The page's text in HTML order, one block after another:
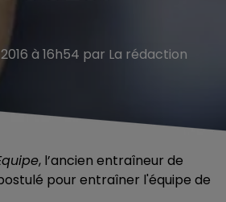
2016 à 16h54 par La rédaction
, l’ancien entraîneur de
pour entraîner l'équipe de